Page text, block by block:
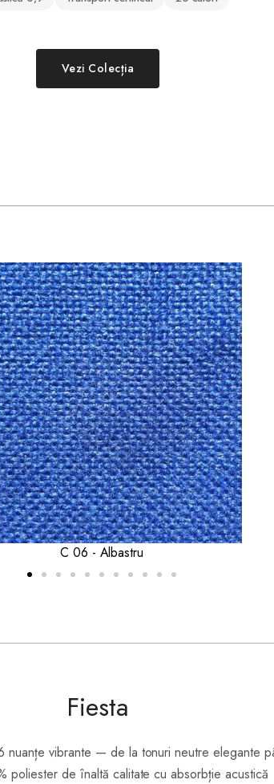
Vezi Colecția
C 02 - Rosu
Fiesta
nuanțe vibrante — de la tonuri neutre elegante
poliester de înaltă calitate cu absorbție acustică